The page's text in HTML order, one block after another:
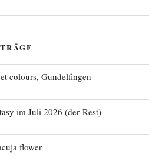
colours, Gundelfingen
im Juli 2026 (der Rest)
flower